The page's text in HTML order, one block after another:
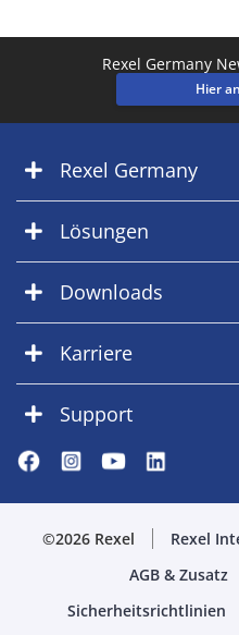
Rexel Germany
Hier
Rexel Germany
Lösungen
Downloads
Karriere
Support
©2026 Rexel Rexel
AGB & Zusatz
Sicherheitsrichtlinien